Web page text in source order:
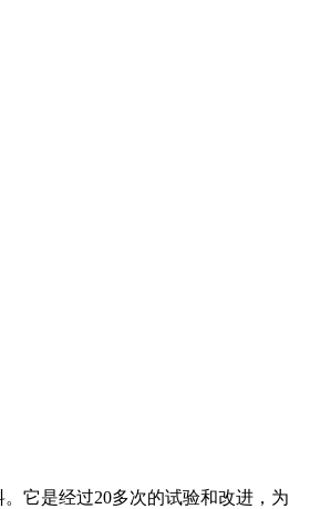
它是经过20多次的试验和改进，为